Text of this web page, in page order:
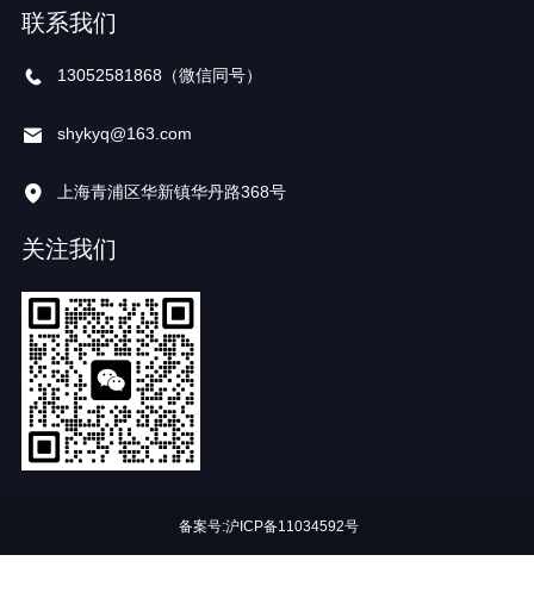
联系我们
13052581868（微信同号）
shykyq@163.com
上海青浦区华新镇华丹路368号
关注我们
备案号:沪ICP备11034592号